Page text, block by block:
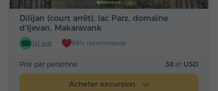
Dilijan (court arrêt), lac Parz, domaine
d'Ijevan, Makaravank
141 avis 99% recommandé
Prix par personne 38.57 USD
Acheter excursion